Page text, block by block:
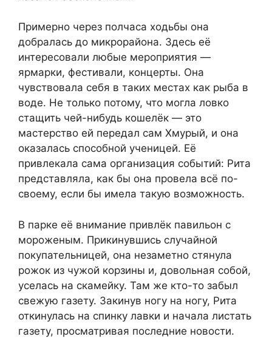
Примерно через полчаса ходьбы она
добралась до микрорайона. Здесь её
интересовали любые мероприятия —
ярмарки, фестивали, концерты. Она
чувствовала себя в таких местах как рыба в
воде. Не только потому, что могла ловко
стащить чей-нибудь кошелёк — это
мастерство ей передал сам Хмурый, и она
оказалась способной ученицей. Её
привлекала сама организация событий: Рита
представляла, как бы она провела всё по-
своему, если бы имела такую возможность.
В парке её внимание привлёк павильон с
мороженым. Прикинувшись случайной
покупательницей, она незаметно стянула
рожок из чужой корзины и, довольная собой,
уселась на скамейку. Там же кто-то забыл
свежую газету. Закинув ногу на ногу, Рита
откинулась на спинку лавки и начала листать
газету, просматривая последние новости.